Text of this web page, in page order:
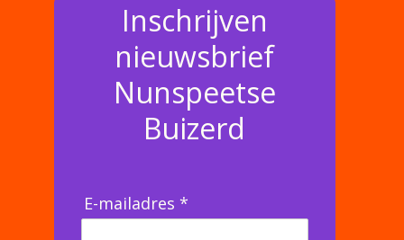
Inschrijven
nieuwsbrief
Nunspeetse
Buizerd
E-mailadres *